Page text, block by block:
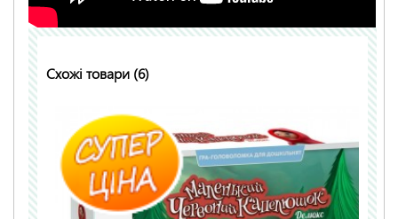
Схожі товари (6)